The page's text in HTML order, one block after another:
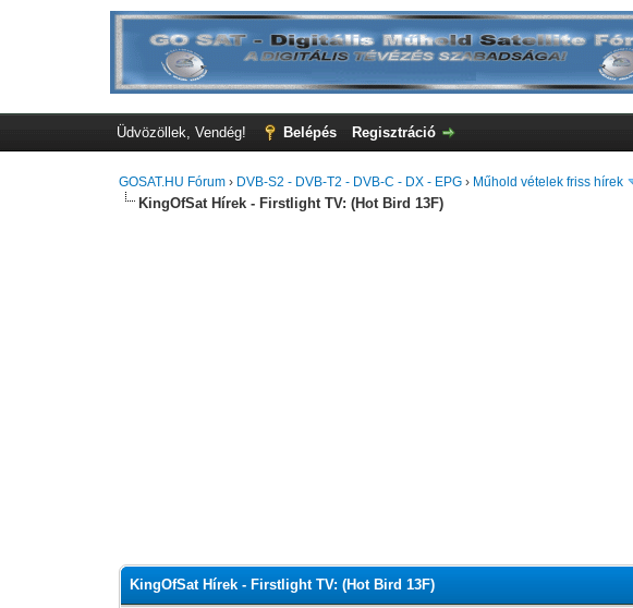
Üdvözöllek, Vendég! Belépés Regisztráció
GOSAT.HU Fórum › DVB-S2 - DVB-T2 - DVB-C - DX - EPG › Műhold vételek friss hírek
KingOfSat Hírek - Firstlight TV: (Hot Bird 13F)
KingOfSat Hírek - Firstlight TV: (Hot Bird 13F)